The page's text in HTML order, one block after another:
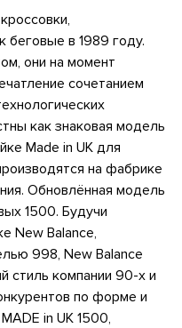
беговые в 1989 году.
они на момент
сочетанием
как знаковая модель
Made in UK для
на фабрике
Обновлённая модель
1500. Будучи
New Balance,
998, New Balance
стиль компании 90-х и
по форме и
in UK 1500,